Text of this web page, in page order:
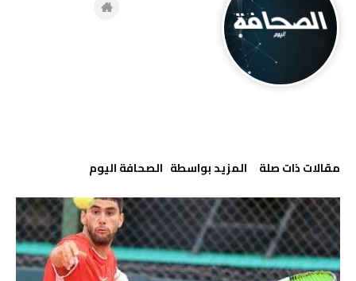
‫مقالات ذات صلة‬ ‫‫المزيد بواسطة‬ ‬ ‭ ‬الصحافة‭ ‬اليوم